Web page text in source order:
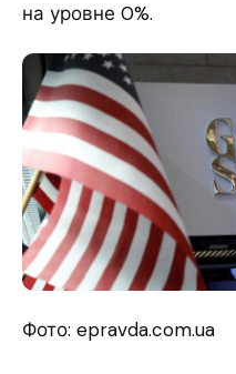
на уровне 0%.
Фото: epravda.com.ua